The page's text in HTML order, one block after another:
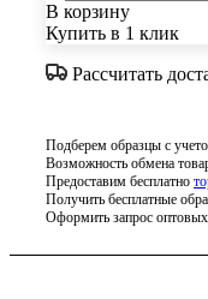
В корзину
Купить в 1 клик
Рассчитать
Подберем образцы с
Возможность обмена
Предоставим бесплатно
Получить бесплатные
Оформить запрос